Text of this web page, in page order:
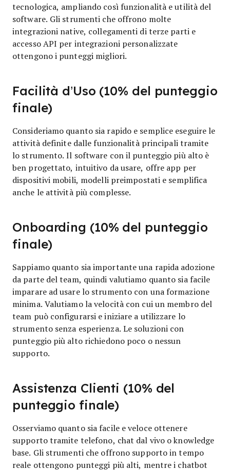
tecnologica, ampliando così funzionalità e utilità del
software. Gli strumenti che offrono molte
integrazioni native, collegamenti di terze parti e
accesso API per integrazioni personalizzate
ottengono i punteggi migliori.
Facilità d’Uso (10% del punteggio
finale)
Consideriamo quanto sia rapido e semplice eseguire le
attività definite dalle funzionalità principali tramite
lo strumento. Il software con il punteggio più alto è
ben progettato, intuitivo da usare, offre app per
dispositivi mobili, modelli preimpostati e semplifica
anche le attività più complesse.
Onboarding (10% del punteggio
finale)
Sappiamo quanto sia importante una rapida adozione
da parte del team, quindi valutiamo quanto sia facile
imparare ad usare lo strumento con una formazione
minima. Valutiamo la velocità con cui un membro del
team può configurarsi e iniziare a utilizzare lo
strumento senza esperienza. Le soluzioni con
punteggio più alto richiedono poco o nessun
supporto.
Assistenza Clienti (10% del
punteggio finale)
Osserviamo quanto sia facile e veloce ottenere
supporto tramite telefono, chat dal vivo o knowledge
base. Gli strumenti che offrono supporto in tempo
reale ottengono punteggi più alti, mentre i chatbot